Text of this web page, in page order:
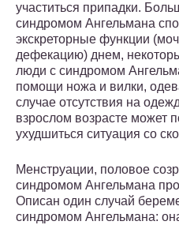
участиться припадки.
синдромом Ангельмана
экскреторные функции
дефекацию) днем,
люди с синдромом
помощи ножа и вилки,
случае отсутствия на
взрослом возрасте может
ухудшиться ситуация со
Менструации, половое
синдромом Ангельмана
Описан один случай
синдромом Ангельмана: